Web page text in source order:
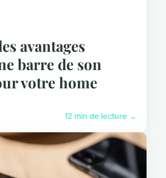
avantages
barre de son
votre home
12 min de lecture →